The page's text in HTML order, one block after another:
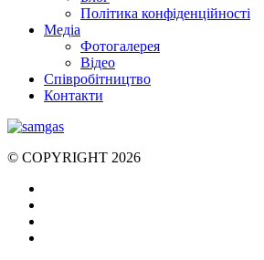
Політика конфіденційності
Медіа
Фотогалерея
Відео
Співробітництво
Контакти
© COPYRIGHT 2026